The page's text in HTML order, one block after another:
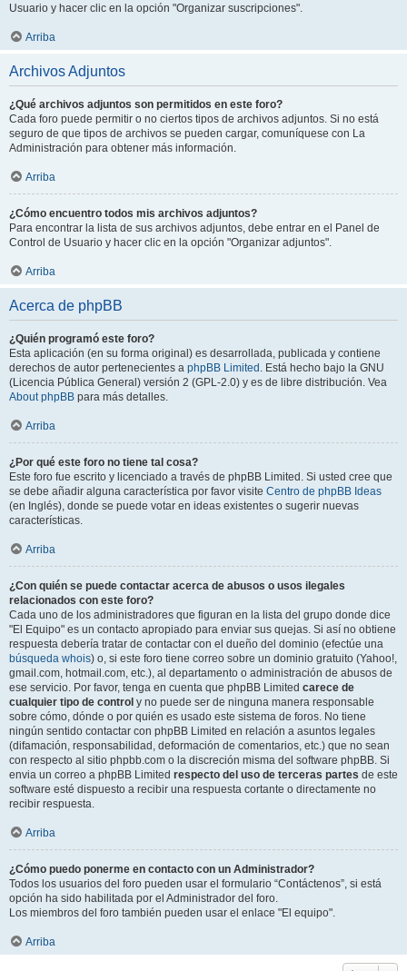
Usuario y hacer clic en la opción "Organizar suscripciones".
Arriba
Archivos Adjuntos
¿Qué archivos adjuntos son permitidos en este foro?
Cada foro puede permitir o no ciertos tipos de archivos adjuntos. Si no está
seguro de que tipos de archivos se pueden cargar, comuníquese con La
Administración para obtener más información.
Arriba
¿Cómo encuentro todos mis archivos adjuntos?
Para encontrar la lista de sus archivos adjuntos, debe entrar en el Panel de
Control de Usuario y hacer clic en la opción "Organizar adjuntos".
Arriba
Acerca de phpBB
¿Quién programó este foro?
Esta aplicación (en su forma original) es desarrollada, publicada y contiene
derechos de autor pertenecientes a phpBB Limited . Está hecho bajo la GNU
(Licencia Pública General) versión 2 (GPL-2.0) y es de libre distribución. Vea
About phpBB para más detalles.
Arriba
¿Por qué este foro no tiene tal cosa?
Este foro fue escrito y licenciado a través de phpBB Limited. Si usted cree que
se debe añadir alguna característica por favor visite Centro de phpBB Ideas
(en Inglés), donde se puede votar en ideas existentes o sugerir nuevas
características.
Arriba
¿Con quién se puede contactar acerca de abusos o usos ilegales
relacionados con este foro?
Cada uno de los administradores que figuran en la lista del grupo donde dice
"El Equipo" es un contacto apropiado para enviar sus quejas. Si así no obtiene
respuesta debería tratar de contactar con el dueño del dominio (efectúe una
búsqueda whois) o, si este foro tiene correo sobre un dominio gratuito (Yahoo!,
gmail.com, hotmail.com, etc.), al departamento o administración de abusos de
ese servicio. Por favor, tenga en cuenta que phpBB Limited carece de
cualquier tipo de control y no puede ser de ninguna manera responsable
sobre cómo, dónde o por quién es usado este sistema de foros. No tiene
ningún sentido contactar con phpBB Limited en relación a asuntos legales
(difamación, responsabilidad, deformación de comentarios, etc.) que no sean
con respecto al sitio phpbb.com o la discreción misma del software phpBB. Si
envia un correo a phpBB Limited respecto del uso de terceras partes de este
software esté dispuesto a recibir una respuesta cortante o directamente no
recibir respuesta.
Arriba
¿Cómo puedo ponerme en contacto con un Administrador?
Todos los usuarios del foro pueden usar el formulario “Contáctenos”, si está
opción ha sido habilitada por el Administrador del foro.
Los miembros del foro también pueden usar el enlace "El equipo".
Arriba